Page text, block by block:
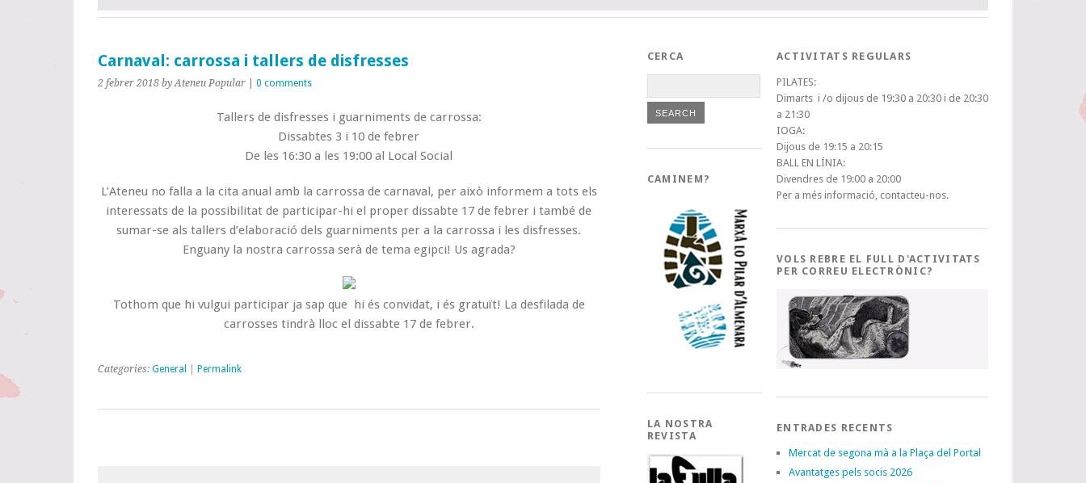
Carnaval: carrossa i tallers de disfresses
2 febrer 2018 by Ateneu Popular 0 comments
Tallers de disfresses i guarniments de carrossa:
Dissabtes 3 i 10 de febrer
De les 16:30 a les 19:00 al Local Social
L’Ateneu no falla a la cita anual amb la carrossa de carnaval, per això informem a tots els
interessats de la possibilitat de participar-hi el proper dissabte 17 de febrer i també de
sumar-se als tallers d’elaboració dels guarniments per a la carrossa i les disfresses.
Enguany la nostra carrossa serà de tema egipci! Us agrada?
Tothom que hi vulgui participar ja sap que hi és convidat, i és gratuït! La desfilada de
carrosses tindrà lloc el dissabte 17 de febrer.
Categories: General Permalink
CERCA
CAMINEM?
LA NOSTRA
REVISTA
ACTIVITATS REGULARS
PILATES:
Dimarts i /o dijous de 19:30 a 20:30 i de 20:30
a 21:30
IOGA:
Dijous de 19:15 a 20:15
BALL EN LÍNIA:
Divendres de 19:00 a 20:00
Per a més informació, contacteu-nos.
VOLS REBRE EL FULL D'ACTIVITATS
PER CORREU ELECTRÒNIC?
ENTRADES RECENTS
Mercat de segona mà a la Plaça del Portal
Avantatges pels socis 2026